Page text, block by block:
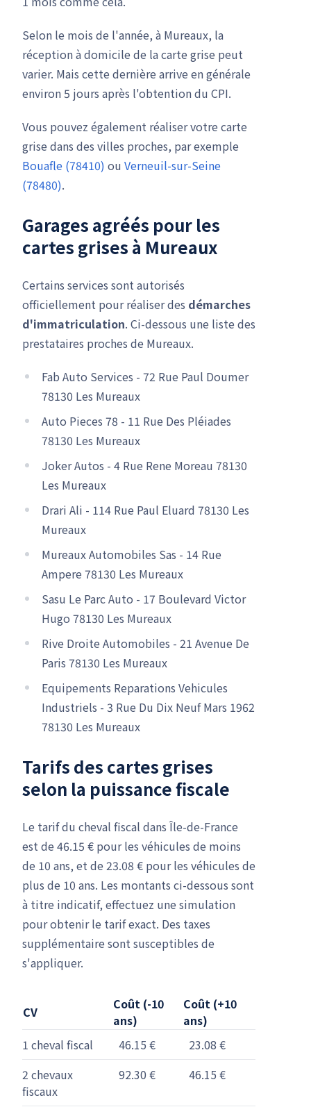
Selon le mois de l'année, à Mureaux, la
réception à domicile de la carte grise peut
varier. Mais cette dernière arrive en générale
environ 5 jours après l'obtention du CPI.
Vous pouvez également réaliser votre carte
grise dans des villes proches, par exemple
Bouafle (78410) ou Verneuil-sur-Seine
(78480).
Garages agréés pour les
cartes grises à Mureaux
Certains services sont autorisés
officiellement pour réaliser des démarches
d'immatriculation. Ci-dessous une liste des
prestataires proches de Mureaux.
Fab Auto Services - 72 Rue Paul Doumer
78130 Les Mureaux
Auto Pieces 78 - 11 Rue Des Pléiades
78130 Les Mureaux
Joker Autos - 4 Rue Rene Moreau 78130
Les Mureaux
Drari Ali - 114 Rue Paul Eluard 78130 Les
Mureaux
Mureaux Automobiles Sas - 14 Rue
Ampere 78130 Les Mureaux
Sasu Le Parc Auto - 17 Boulevard Victor
Hugo 78130 Les Mureaux
Rive Droite Automobiles - 21 Avenue De
Paris 78130 Les Mureaux
Equipements Reparations Vehicules
Industriels - 3 Rue Du Dix Neuf Mars 1962
78130 Les Mureaux
Tarifs des cartes grises
selon la puissance fiscale
Le tarif du cheval fiscal dans Île-de-France
est de 46.15 € pour les véhicules de moins
de 10 ans, et de 23.08 € pour les véhicules de
plus de 10 ans. Les montants ci-dessous sont
à titre indicatif, effectuez une simulation
pour obtenir le tarif exact. Des taxes
supplémentaire sont susceptibles de
s'appliquer.
CV
Coût (-10
ans)
Coût (+10
ans)
1 cheval fiscal
46.15 €
23.08 €
2 chevaux
fiscaux
92.30 € 46.15 €